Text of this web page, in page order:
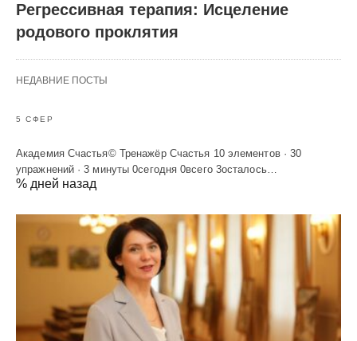
Регрессивная терапия: Исцеление
родового проклятия
НЕДАВНИЕ ПОСТЫ
5 СФЕР
Академия Счастья© Тренажёр Счастья 10 элементов · 30
упражнений · 3 минуты 0сегодня 0всего 3осталось…
% дней назад